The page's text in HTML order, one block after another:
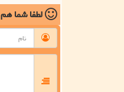
لطفا شما هم